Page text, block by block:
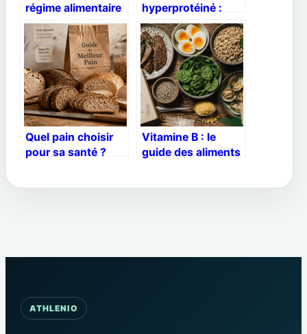
régime alimentaire
est constitué de
fruits : exemples et
explications
hyperprotéiné :
recettes, astuces
et erreurs à éviter
Quel pain choisir
pour sa santé ?
Vitamine B : le
guide des aliments
ATHLENIO